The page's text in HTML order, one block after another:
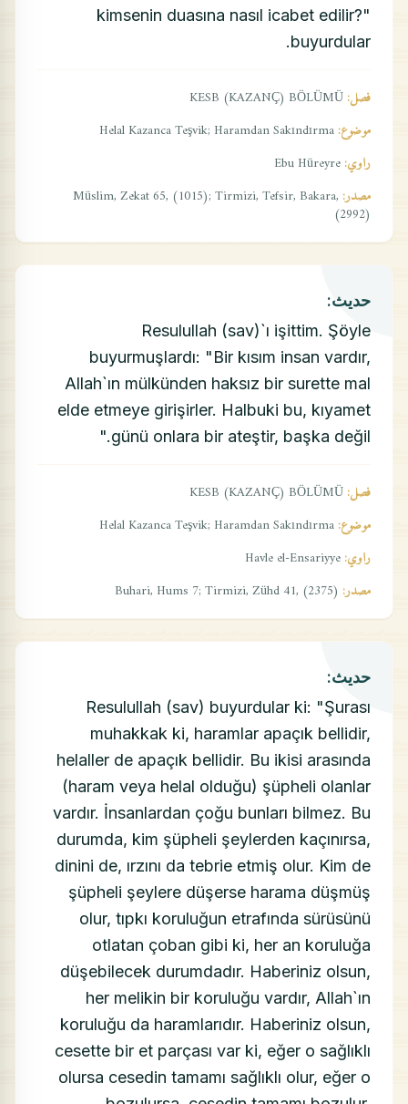
kimsenin duasına nasıl icabet edilir?"
buyurdular.
فصل:
موضوع:
راوي:
مصدر:Müslim, Zekat 65, (1015); Tirmizi, Tefsir, Bakara,
(2992)
حديث:
Resulullah (sav)`ı işittim. Şöyle
buyurmuşlardı: "Bir kısım insan vardır,
Allah`ın mülkünden haksız bir surette mal
elde etmeye girişirler. Halbuki bu, kıyamet
günü onlara bir ateştir, başka değil."
فصل:
موضوع:
راوي:
مصدر:
حديث:
Resulullah (sav) buyurdular ki: "Şurası
muhakkak ki, haramlar apaçık bellidir,
helaller de apaçık bellidir. Bu ikisi arasında
(haram veya helal olduğu) şüpheli olanlar
vardır. İnsanlardan çoğu bunları bilmez. Bu
durumda, kim şüpheli şeylerden kaçınırsa,
dinini de, ırzını da tebrie etmiş olur. Kim de
şüpheli şeylere düşerse harama düşmüş
olur, tıpkı koruluğun etrafında sürüsünü
otlatan çoban gibi ki, her an koruluğa
düşebilecek durumdadır. Haberiniz olsun,
her melikin bir koruluğu vardır, Allah`ın
koruluğu da haramlarıdır. Haberiniz olsun,
cesette bir et parçası var ki, eğer o sağlıklı
olursa cesedin tamamı sağlıklı olur, eğer o